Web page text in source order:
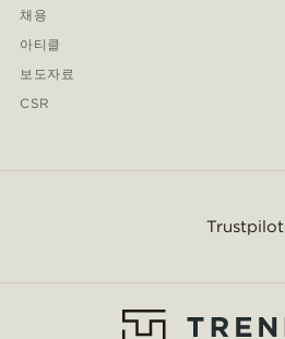
채용
아티클
보도자료
CSR
Trustpilot